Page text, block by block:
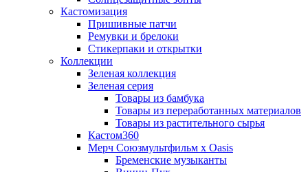
Кастомизация
Пришивные патчи
Ремувки и брелоки
Стикерпаки и открытки
Коллекции
Зеленая коллекция
Зеленая серия
Товары из бамбука
Товары из переработанных материалов
Товары из растительного сырья
Кастом360
Мерч Союзмультфильм х Oasis
Бременские музыканты